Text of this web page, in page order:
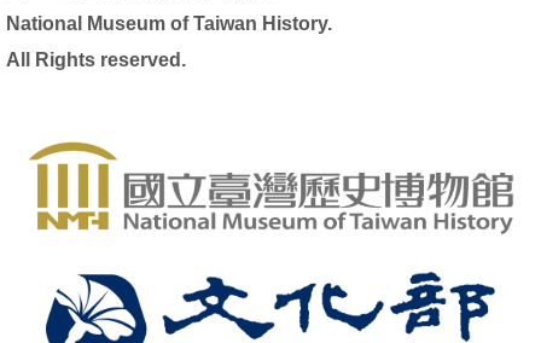
National Museum of Taiwan History.
All Rights reserved.